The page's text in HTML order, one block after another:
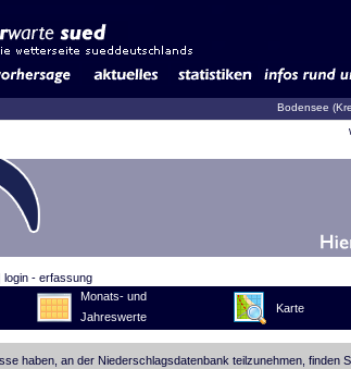
Bodensee
login - erfassung
Monats- und
Jahreswerte
Karte
haben, an der Niederschlagsdatenbank teilzunehmen, finden